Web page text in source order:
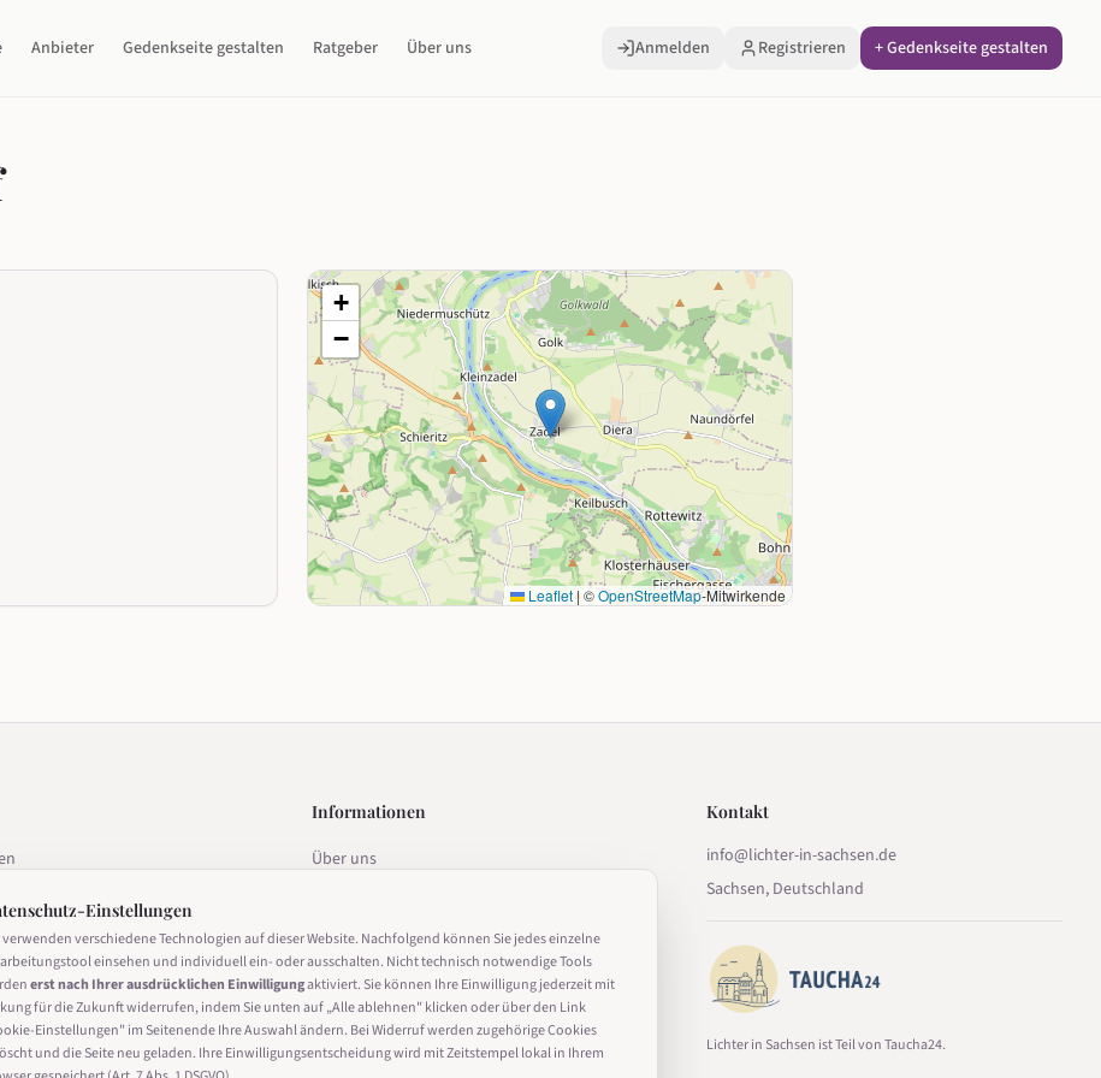
Anbieter Gedenkseite gestalten Ratgeber Über uns Anmelden Registrieren + Gedenkseite gestalten
+
−
Leaflet|©OpenStreetMap-Mitwirkende
widerrufen
Informationen
Über uns
Impressum
Nutzungsbedingungen
Cookie-Einstellungen
Kontakt
info@lichter-in-sachsen.de
Sachsen, Deutschland
Lichter in Sachsen ist Teil von Taucha24.
Einstellungen
verwenden verschiedene Technologien auf dieser Website. Nachfolgend können Sie jedes einzelne
einsehen und individuell ein- oder ausschalten. Nicht technisch notwendige Tools
erst nach Ihrer ausdrücklichen Einwilligungaktiviert. Sie können Ihre Einwilligung jederzeit mit
für die Zukunft widerrufen, indem Sie unten auf „Alle ablehnen" klicken oder über den Link
Einstellungen" im Seitenende Ihre Auswahl ändern. Bei Widerruf werden zugehörige Cookies
und die Seite neu geladen. Ihre Einwilligungsentscheidung wird mit Zeitstempel lokal in Ihrem